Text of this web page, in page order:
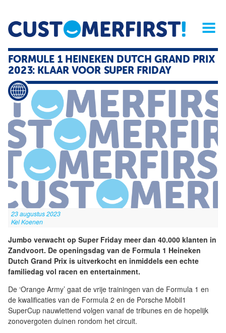
Home Opinie Archief
Magazine
Service
Buyers'Guide
FORMULE 1 HEINEKEN DUTCH GRAND PRIX
2023: KLAAR VOOR SUPER FRIDAY
23 augustus 2023
Kel Koenen
Jumbo verwacht op Super Friday meer dan 40.000 klanten in
Zandvoort. De openingsdag van de Formula 1 Heineken
Dutch Grand Prix is uitverkocht en inmiddels een echte
familiedag vol racen en entertainment.
De ‘Orange Army’ gaat de vrije trainingen van de Formula 1 en
de kwalificaties van de Formula 2 en de Porsche Mobil1
SuperCup nauwlettend volgen vanaf de tribunes en de hopelijk
zonovergoten duinen rondom het circuit.